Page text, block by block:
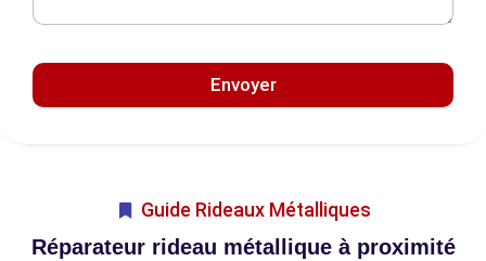
Envoyer
Guide Rideaux Métalliques
Réparateur rideau métallique à proximité